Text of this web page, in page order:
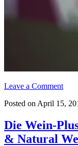
Leave a Comment
Posted on April 15,
Die Wein-
& Natural